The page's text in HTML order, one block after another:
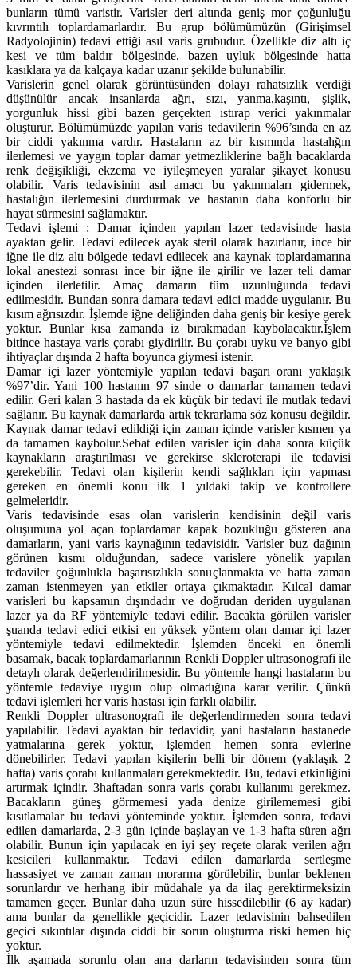
bunların tümü varistir. Varisler deri altında geniş mor çoğunluğu
kıvrıntılı toplardamarlardır. Bu grup bölümümüzün (Girişimsel
Radyolojinin) tedavi ettiği asıl varis grubudur. Özellikle diz altı iç
kesi ve tüm baldır bölgesinde, bazen uyluk bölgesinde hatta
kasıklara ya da kalçaya kadar uzanır şekilde bulunabilir.
Varislerin genel olarak görüntüsünden dolayı rahatsızlık verdiği
düşünülür ancak insanlarda ağrı, sızı, yanma,kaşıntı, şişlik,
yorgunluk hissi gibi bazen gerçekten ıstırap verici yakınmalar
oluşturur. Bölümümüzde yapılan varis tedavilerin %96’sında en az
bir ciddi yakınma vardır. Hastaların az bir kısmında hastalığın
ilerlemesi ve yaygın toplar damar yetmezliklerine bağlı bacaklarda
renk değişikliği, ekzema ve iyileşmeyen yaralar şikayet konusu
olabilir. Varis tedavisinin asıl amacı bu yakınmaları gidermek,
hastalığın ilerlemesini durdurmak ve hastanın daha konforlu bir
hayat sürmesini sağlamaktır.
Tedavi işlemi : Damar içinden yapılan lazer tedavisinde hasta
ayaktan gelir. Tedavi edilecek ayak steril olarak hazırlanır, ince bir
iğne ile diz altı bölgede tedavi edilecek ana kaynak toplardamarına
lokal anestezi sonrası ince bir iğne ile girilir ve lazer teli damar
içinden ilerletilir. Amaç damarın tüm uzunluğunda tedavi
edilmesidir. Bundan sonra damara tedavi edici madde uygulanır. Bu
kısım ağrısızdır. İşlemde iğne deliğinden daha geniş bir kesiye gerek
yoktur. Bunlar kısa zamanda iz bırakmadan kaybolacaktır.İşlem
bitince hastaya varis çorabı giydirilir. Bu çorabı uyku ve banyo gibi
ihtiyaçlar dışında 2 hafta boyunca giymesi istenir.
Damar içi lazer yöntemiyle yapılan tedavi başarı oranı yaklaşık
%97’dir. Yani 100 hastanın 97 sinde o damarlar tamamen tedavi
edilir. Geri kalan 3 hastada da ek küçük bir tedavi ile mutlak tedavi
sağlanır. Bu kaynak damarlarda artık tekrarlama söz konusu değildir.
Kaynak damar tedavi edildiği için zaman içinde varisler kısmen ya
da tamamen kaybolur.Sebat edilen varisler için daha sonra küçük
kaynakların araştırılması ve gerekirse skleroterapi ile tedavisi
gerekebilir. Tedavi olan kişilerin kendi sağlıkları için yapması
gereken en önemli konu ilk 1 yıldaki takip ve kontrollere
gelmeleridir.
Varis tedavisinde esas olan varislerin kendisinin değil varis
oluşumuna yol açan toplardamar kapak bozukluğu gösteren ana
damarların, yani varis kaynağının tedavisidir. Varisler buz dağının
görünen kısmı olduğundan, sadece varislere yönelik yapılan
tedaviler çoğunlukla başarısızlıkla sonuçlanmakta ve hatta zaman
zaman istenmeyen yan etkiler ortaya çıkmaktadır. Kılcal damar
varisleri bu kapsamın dışındadır ve doğrudan deriden uygulanan
lazer ya da RF yöntemiyle tedavi edilir. Bacakta görülen varisler
şuanda tedavi edici etkisi en yüksek yöntem olan damar içi lazer
yöntemiyle tedavi edilmektedir. İşlemden önceki en önemli
basamak, bacak toplardamarlarının Renkli Doppler ultrasonografi ile
detaylı olarak değerlendirilmesidir. Bu yöntemle hangi hastaların bu
yöntemle tedaviye uygun olup olmadığına karar verilir. Çünkü
tedavi işlemleri her varis hastası için farklı olabilir.
Renkli Doppler ultrasonografi ile değerlendirmeden sonra tedavi
yapılabilir. Tedavi ayaktan bir tedavidir, yani hastaların hastanede
yatmalarına gerek yoktur, işlemden hemen sonra evlerine
dönebilirler. Tedavi yapılan kişilerin belli bir dönem (yaklaşık 2
hafta) varis çorabı kullanmaları gerekmektedir. Bu, tedavi etkinliğini
artırmak içindir. 3haftadan sonra varis çorabı kullanımı gerekmez.
Bacakların güneş görmemesi yada denize girilememesi gibi
kısıtlamalar bu tedavi yönteminde yoktur. İşlemden sonra, tedavi
edilen damarlarda, 2-3 gün içinde başlayan ve 1-3 hafta süren ağrı
olabilir. Bunun için yapılacak en iyi şey reçete olarak verilen ağrı
kesicileri kullanmaktır. Tedavi edilen damarlarda sertleşme
hassasiyet ve zaman zaman morarma görülebilir, bunlar beklenen
sorunlardır ve herhang ibir müdahale ya da ilaç gerektirmeksizin
tamamen geçer. Bunlar daha uzun süre hissedilebilir (6 ay kadar)
ama bunlar da genellikle geçicidir. Lazer tedavisinin bahsedilen
geçici sıkıntılar dışında ciddi bir sorun oluşturma riski hemen hiç
yoktur.
İlk aşamada sorunlu olan ana darların tedavisinden sonra tüm